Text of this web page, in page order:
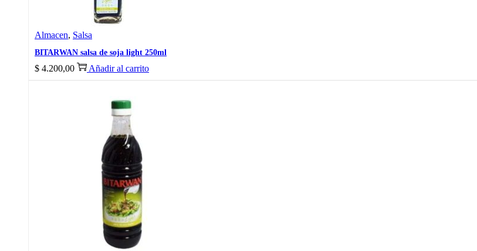
Almacen, Salsa
BITARWAN salsa de soja light 250ml
$ 4.200,00 Añadir al carrito